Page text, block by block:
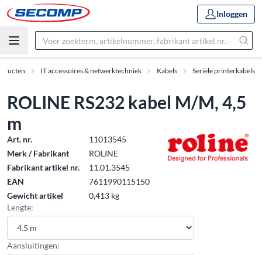
Inloggen
IT accessoires & netwerktechniek Kabels Seriële printerkabels
ROLINE RS232 kabel M/M, 4,5
m
Art. nr.
11013545
Merk / Fabrikant
ROLINE
Fabrikant artikel nr.
11.01.3545
EAN
7611990115150
Gewicht artikel
0,413 kg
Lengte:
Aansluitingen: